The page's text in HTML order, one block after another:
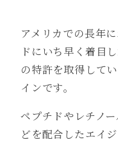
アメリカでの長年
ドにいち早く着目
の特許を取得して
インです。
ペプチドやレチノ
どを配合したエイ